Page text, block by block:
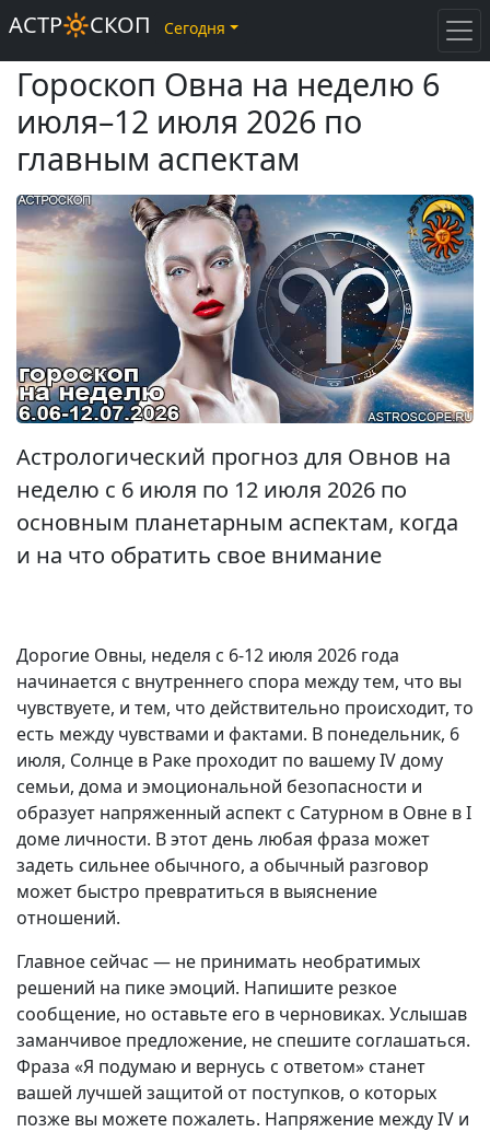
Гороскоп Овна на неделю 6
июля–12 июля 2026 по
главным аспектам
Астрологический прогноз для Овнов на
неделю с 6 июля по 12 июля 2026 по
основным планетарным аспектам, когда
и на что обратить свое внимание
Дорогие Овны, неделя с 6-12 июля 2026 года
начинается с внутреннего спора между тем, что вы
чувствуете, и тем, что действительно происходит, то
есть между чувствами и фактами. В понедельник, 6
июля, Солнце в Раке проходит по вашему IV дому
семьи, дома и эмоциональной безопасности и
образует напряженный аспект с Сатурном в Овне в I
доме личности. В этот день любая фраза может
задеть сильнее обычного, а обычный разговор
может быстро превратиться в выяснение
отношений.
Главное сейчас — не принимать необратимых
решений на пике эмоций. Напишите резкое
сообщение, но оставьте его в черновиках. Услышав
заманчивое предложение, не спешите соглашаться.
Фраза «Я подумаю и вернусь с ответом» станет
вашей лучшей защитой от поступков, о которых
позже вы можете пожалеть. Напряжение между IV и
АСТР🔆СКОП Сегодня